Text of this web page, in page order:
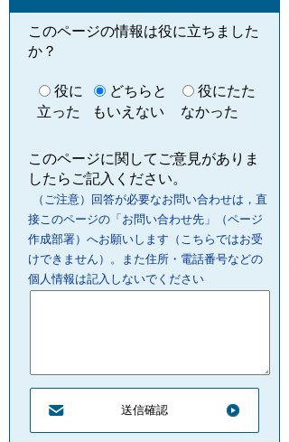
このページの情報は役に立ちました
か？
役に
立った
どちらと
もいえない
役にたた
なかった
このページに関してご意見がありま
したらご記入ください。
（ご注意）回答が必要なお問い合わせは，直
接このページの「お問い合わせ先」（ページ
作成部署）へお願いします（こちらではお受
けできません）。また住所・電話番号などの
個人情報は記入しないでください